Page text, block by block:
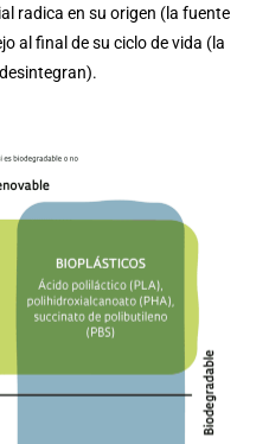
radica en su origen (la fuente
al final de su ciclo de vida (la